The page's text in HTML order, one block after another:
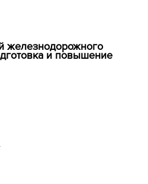
железнодорожного
и повышение